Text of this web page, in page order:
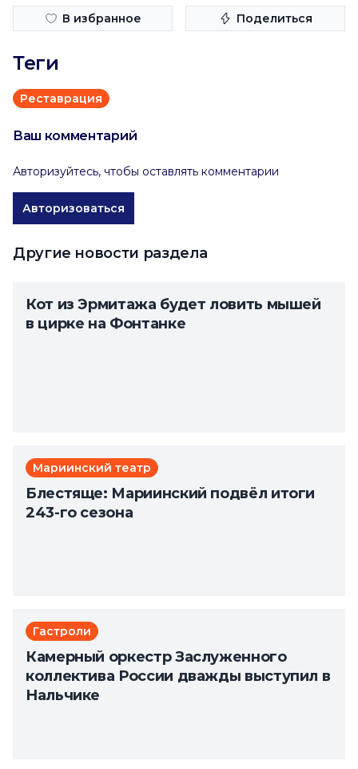
В избранное Поделиться
Теги
Реставрация
Ваш комментарий
Авторизуйтесь, чтобы оставлять комментарии
Авторизоваться
Другие новости раздела
Кот из Эрмитажа будет ловить мышей
в цирке на Фонтанке
Мариинский театр
Блестяще: Мариинский подвёл итоги
243-го сезона
Гастроли
Камерный оркестр Заслуженного
коллектива России дважды выступил в
Нальчике